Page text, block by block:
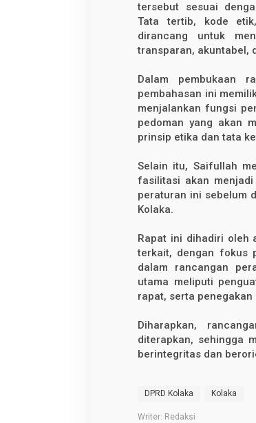
a
T
e
r
t
d
a
n
o
d
t
tersebut sesuai
Tata tertib, kode
dirancang untuk
transparan, akuntabel,
Dalam pembukaan
pembahasan ini
menjalankan fungsi
pedoman yang akan
prinsip etika dan tata
Selain itu, Saifullah
fasilitasi akan menjadi
peraturan ini sebelum
Kolaka.
Rapat ini dihadiri oleh
terkait, dengan fokus
dalam rancangan
utama meliputi
rapat, serta penegakan
Diharapkan,
diterapkan, sehingga
berintegritas dan
DPRD Kolaka Kolaka
Writer: Redaksi